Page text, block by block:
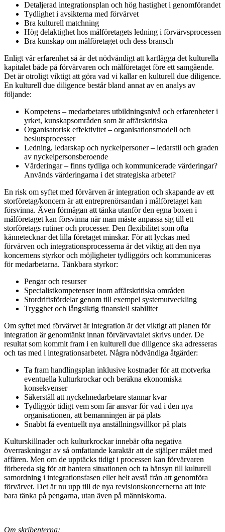
Detaljerad integrationsplan och hög hastighet i genomförandet
Tydlighet i avsikterna med förvärvet
Bra kulturell matchning
Hög delaktighet hos målföretagets ledning i förvärvsprocessen
Bra kunskap om målföretaget och dess bransch
Enligt vår erfarenhet så är det nödvändigt att kartlägga det kulturella
kapitalet både på förvärvaren och målföretaget före ett samgående.
Det är otroligt viktigt att göra vad vi kallar en kulturell due diligence.
En kulturell due diligence består bland annat av en analys av
följande:
Kompetens – medarbetares utbildningsnivå och erfarenheter i
yrket, kunskapsområden som är affärskritiska
Organisatorisk effektivitet – organisationsmodell och
beslutsprocesser
Ledning, ledarskap och nyckelpersoner – ledarstil och graden
av nyckelpersonsberoende
Värderingar – finns tydliga och kommunicerade värderingar?
Används värderingarna i det strategiska arbetet?
En risk om syftet med förvärven är integration och skapande av ett
storföretag/koncern är att entreprenörsandan i målföretaget kan
försvinna. Även förmågan att tänka utanför den egna boxen i
målföretaget kan försvinna när man måste anpassa sig till ett
storföretags rutiner och processer. Den flexibilitet som ofta
kännetecknar det lilla företaget minskar. För att lyckas med
förvärven och integrationsprocesserna är det viktig att den nya
koncernens styrkor och möjligheter tydliggörs och kommuniceras
för medarbetarna. Tänkbara styrkor:
Pengar och resurser
Specialistkompetenser inom affärskritiska områden
Stordriftsfördelar genom till exempel systemutveckling
Trygghet och långsiktig finansiell stabilitet
Om syftet med förvärvet är integration är det viktigt att planen för
integration är genomtänkt innan förvärvavtalet skrivs under. De
resultat som kommit fram i en kulturell due diligence ska adresseras
och tas med i integrationsarbetet. Några nödvändiga åtgärder:
Ta fram handlingsplan inklusive kostnader för att motverka
eventuella kulturkrockar och beräkna ekonomiska
konsekvenser
Säkerställ att nyckelmedarbetare stannar kvar
Tydliggör tidigt vem som får ansvar för vad i den nya
organisationen, att bemanningen är på plats
Snabbt få eventuellt nya anställningsvillkor på plats
Kulturskillnader och kulturkrockar innebär ofta negativa
överraskningar av så omfattande karaktär att de stjälper målet med
affären. Men om de upptäcks tidigt i processen kan förvärvaren
förbereda sig för att hantera situationen och ta hänsyn till kulturell
samordning i integrationsfasen eller helt avstå från att genomföra
förvärvet. Det är nu upp till de nya revisionskoncernerna att inte
bara tänka på pengarna, utan även på människorna.
Om skribenterna: